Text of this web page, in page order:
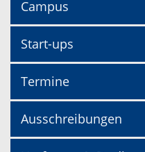
Campus
Start-ups
Termine
Ausschreibungen